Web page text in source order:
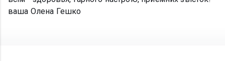
ваша Олена Гешко